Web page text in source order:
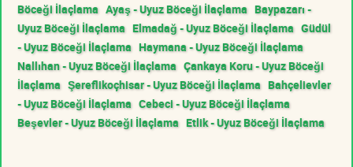
Böceği İlaçlama Ayaş - Uyuz Böceği İlaçlama Baypazarı -
Uyuz Böceği İlaçlama Elmadağ - Uyuz Böceği İlaçlama Güdül
- Uyuz Böceği İlaçlama Haymana - Uyuz Böceği İlaçlama
Nallıhan - Uyuz Böceği İlaçlama Çankaya Koru - Uyuz Böceği
İlaçlama Şereflikoçhisar - Uyuz Böceği İlaçlama Bahçelievler
- Uyuz Böceği İlaçlama Cebeci - Uyuz Böceği İlaçlama
Beşevler - Uyuz Böceği İlaçlama Etlik - Uyuz Böceği İlaçlama